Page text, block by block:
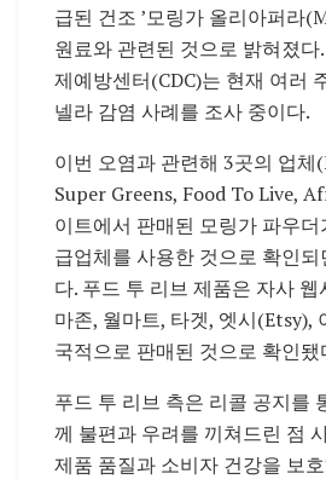
급된 건조 ’모링가 올리아퍼라
원료와 관련된 것으로 밝혀졌다
제예방센터(CDC)는 현재 여러
넬라 감염 사례를 조사 중이다.
이번 오염과 관련해 3곳의 업체
Super Greens, Food To Live,
이트에서 판매된 모링가 파우
급업체를 사용한 것으로 확인
다. 푸드 투 리브 제품은 자사
마존, 월마트, 타겟, 엣시(Etsy),
국적으로 판매된 것으로 확인됐
푸드 투 리브 측은 리콜 공지를
께 불편과 우려를 끼쳐드린 점
제품 품질과 소비자 건강을 보